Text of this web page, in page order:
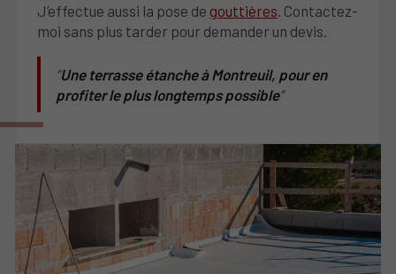
J’effectue aussi la pose de gouttières. Contactez-
moi sans plus tarder pour demander un devis.
Une terrasse étanche à Montreuil, pour en
profiter le plus longtemps possible